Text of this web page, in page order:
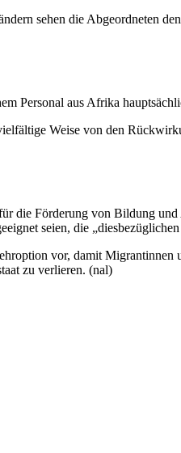
sehen die Abgeordneten
Personal aus Afrika
Weise von den
die Förderung von Bildung
seien, die
vor, damit
zu verlieren. (nal)